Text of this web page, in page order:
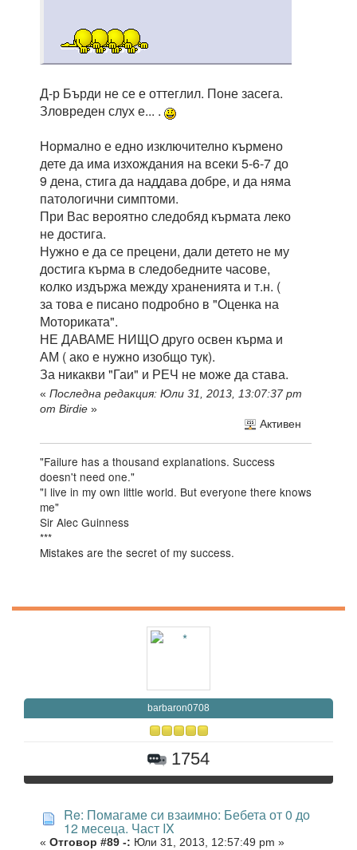
Д-р Бърди не се е оттеглил. Поне засега.
Зловреден слух е... .
Нормално е едно изключително кърмено
дете да има изхождания на всеки 5-6-7 до
9 дена, стига да наддава добре, и да няма
патологични симптоми.
При Вас вероятно следобяд кърмата леко
не достига.
Нужно е да се прецени, дали детето не му
достига кърма в следобедните часове,
колко издържа между храненията и т.н. (
за това е писано подробно в "Оценка на
Моториката".
НЕ ДАВАМЕ НИЩО друго освен кърма и
АМ ( ако е нужно изобщо тук).
За никакви "Гаи" и РЕЧ не може да става.
« Последна редакция: Юли 31, 2013, 13:07:37 pm
от Birdie »
Активен
"Failure has a thousand explanations. Success
doesn't need one."
"I live in my own little world. But everyone there knows
me"
Sir Alec Guinness
***
Mistakes are the secret of my success.
barbaron0708
1754
Re: Помагаме си взаимно: Бебета от 0 до
12 месеца. Част IX
« Отговор #89 -: Юли 31, 2013, 12:57:49 pm »